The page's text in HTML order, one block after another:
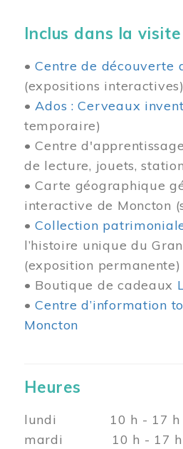
Inclus dans la visite
•Centre de découverte
(expositions interactives)
•Ados : Cerveaux
temporaire)
• Centre
de lecture, jouets,
• Carte géographique
interactive de Moncton
•Collection
l’histoire unique du
(exposition permanente)
• Boutique de cadeaux
•Centre d’information
Moncton
Heures
lundi 10 h - 17 h
mardi 10 h - 17 h